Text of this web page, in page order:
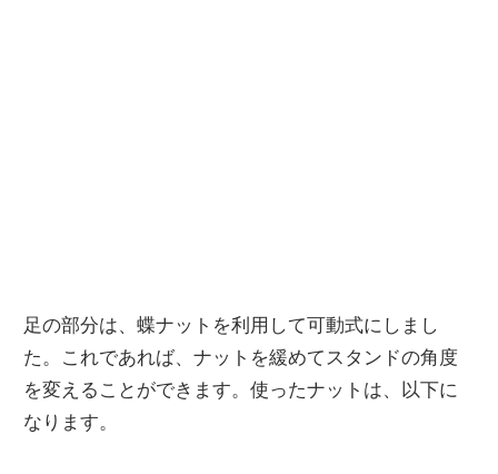
足の部分は、蝶ナットを利用して可動式にしまし
た。これであれば、ナットを緩めてスタンドの角度
を変えることができます。使ったナットは、以下に
なります。